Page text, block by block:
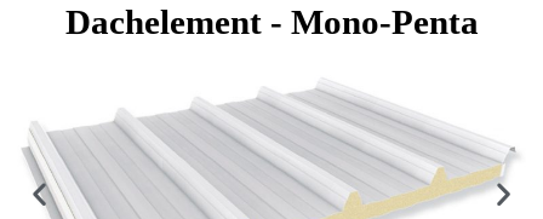
Dachelement - Mono-Penta